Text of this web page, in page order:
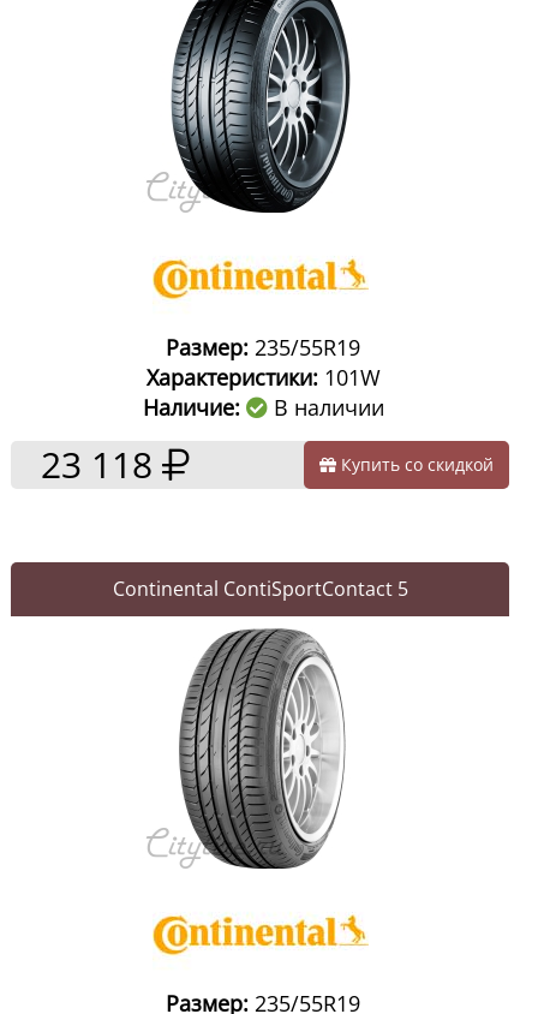
Размер: 235/55R19
Характеристики:101W
Наличие:
В наличии
23 118 Купить со скидкой
Continental ContiSportContact 5
Размер: 235/55R19